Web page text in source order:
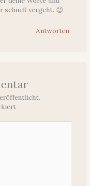
schnell vergeht. 😉
Antworten